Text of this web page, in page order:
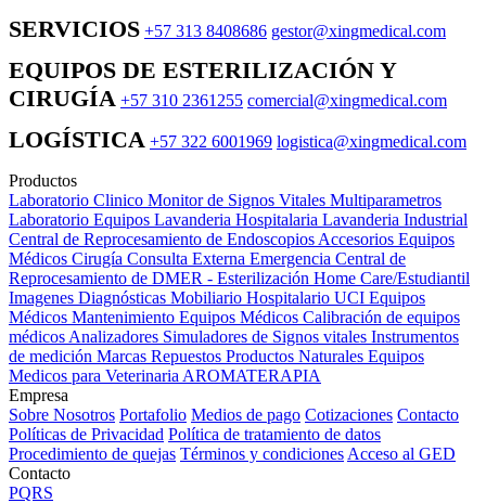
SERVICIOS +57 313 8408686 gestor@xingmedical.com
EQUIPOS DE ESTERILIZACIÓN Y
CIRUGÍA +57 310 2361255 comercial@xingmedical.com
LOGÍSTICA +57 322 6001969 logistica@xingmedical.com
Productos
Laboratorio Clinico Monitor de Signos Vitales Multiparametros
Laboratorio Equipos Lavanderia Hospitalaria Lavanderia Industrial
Central de Reprocesamiento de Endoscopios Accesorios Equipos
Médicos Cirugía Consulta Externa Emergencia Central de
Reprocesamiento de DMER - Esterilización Home Care/Estudiantil
Imagenes Diagnósticas Mobiliario Hospitalario UCI Equipos
Médicos Mantenimiento Equipos Médicos Calibración de equipos
médicos Analizadores Simuladores de Signos vitales Instrumentos
de medición Marcas Repuestos Productos Naturales Equipos
Medicos para Veterinaria AROMATERAPIA
Empresa
Sobre Nosotros Portafolio Medios de pago Cotizaciones Contacto
Políticas de Privacidad Política de tratamiento de datos
Procedimiento de quejas Términos y condiciones Acceso al GED
Contacto
PQRS